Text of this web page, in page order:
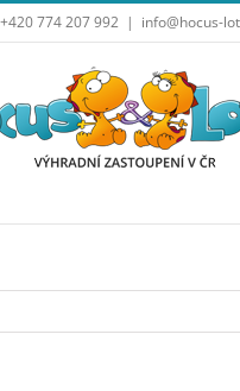
+420 774 207 992 | info@hocus-